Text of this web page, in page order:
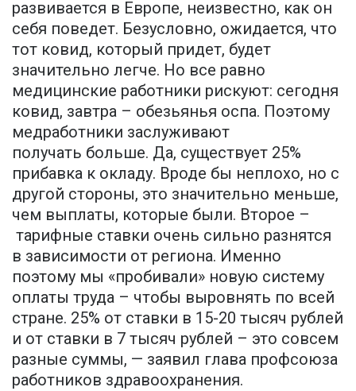
развивается в Европе, неизвестно, как он
себя поведет. Безусловно, ожидается, что
тот ковид, который придет, будет
значительно легче. Но все равно
медицинские работники рискуют: сегодня
ковид, завтра – обезьянья оспа. Поэтому
медработники заслуживают
получать больше. Да, существует 25%
прибавка к окладу. Вроде бы неплохо, но с
другой стороны, это значительно меньше,
чем выплаты, которые были. Второе –
тарифные ставки очень сильно разнятся
в зависимости от региона. Именно
поэтому мы «пробивали» новую систему
оплаты труда – чтобы выровнять по всей
стране. 25% от ставки в 15-20 тысяч рублей
и от ставки в 7 тысяч рублей – это совсем
разные суммы, — заявил глава профсоюза
работников здравоохранения.